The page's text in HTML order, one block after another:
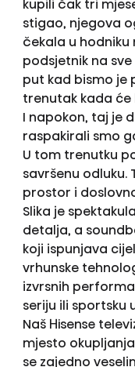
kupili čak tri
stigao, njegova
čekala u
podsjetnik na
put kad bismo je
trenutak kada će
I napokon, taj je
raspakirali smo
U tom trenutku
savršenu odluku.
prostor i
Slika je
detalja, a
koji ispunjava
vrhunske
izvrsnih
seriju ili sportsku
Naš Hisense
mjesto
se zajedno